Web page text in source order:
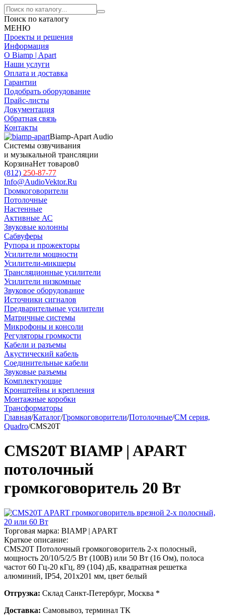
Поиск по каталогу
МЕНЮ
Проекты и решения
Информация
О Biamp | Apart
Наши услуги
Оплата и доставка
Гарантии
Подобрать оборудование
Прайс-листы
Документация
Обратная связь
Контакты
Biamp-Apart Audio
Системы озвучивания
и музыкальной трансляции
КорзинаНет товаров0
(812) 250-87-77
Info@AudioVektor.Ru
Громкоговорители
Потолочные
Настенные
Активные АС
Звуковые колонны
Сабвуферы
Рупора и прожекторы
Усилители мощности
Усилители-микшеры
Трансляционные усилители
Усилители низкомные
Звуковое оборудование
Источники сигналов
Предварительные усилители
Матричные системы
Микрофоны и консоли
Регуляторы громкости
Кабели и разъемы
Акустический кабель
Соединительные кабели
Звуковые разъемы
Комплектующие
Кронштейны и крепления
Монтажные коробки
Трансформаторы
Главная/Каталог/Громкоговорители/Потолочные/CM серия,
Quadro/CMS20T
CMS20T BIAMP | APART
потолочный
громкоговоритель 20 Вт
Торговая марка: BIAMP | APART
Краткое описание:
CMS20T Потолочный громкоговоритель 2-х полосный,
мощность 20/10/5/2/5 Вт (100В) или 50 Вт (16 Ом), полоса
частот 60 Гц-20 кГц, 89 (104) дБ, квадратная решетка
алюминий, IP54, 201х201 мм, цвет белый
Отгрузка: Склад Санкт-Петербург, Москва *
Доставка: Самовывоз, терминал ТК